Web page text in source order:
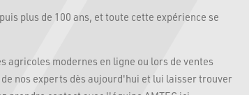
plus de 100 ans, et toute cette expérience se
agricoles modernes en ligne ou lors de ventes
nos experts dès aujourd'hui et lui laisser trouver